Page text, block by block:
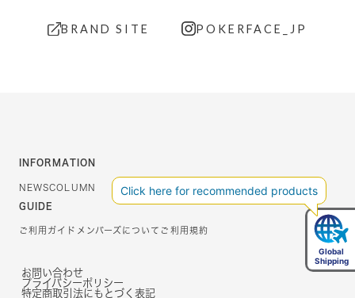
BRAND SITE POKERFACE_JP
INFORMATION
NEWSCOLUMN
GUIDE
ご利用ガイド メンバーズについて ご利用規約
お問い合わせ
プライバシーポリシー
特定商取引法にもとづく表記